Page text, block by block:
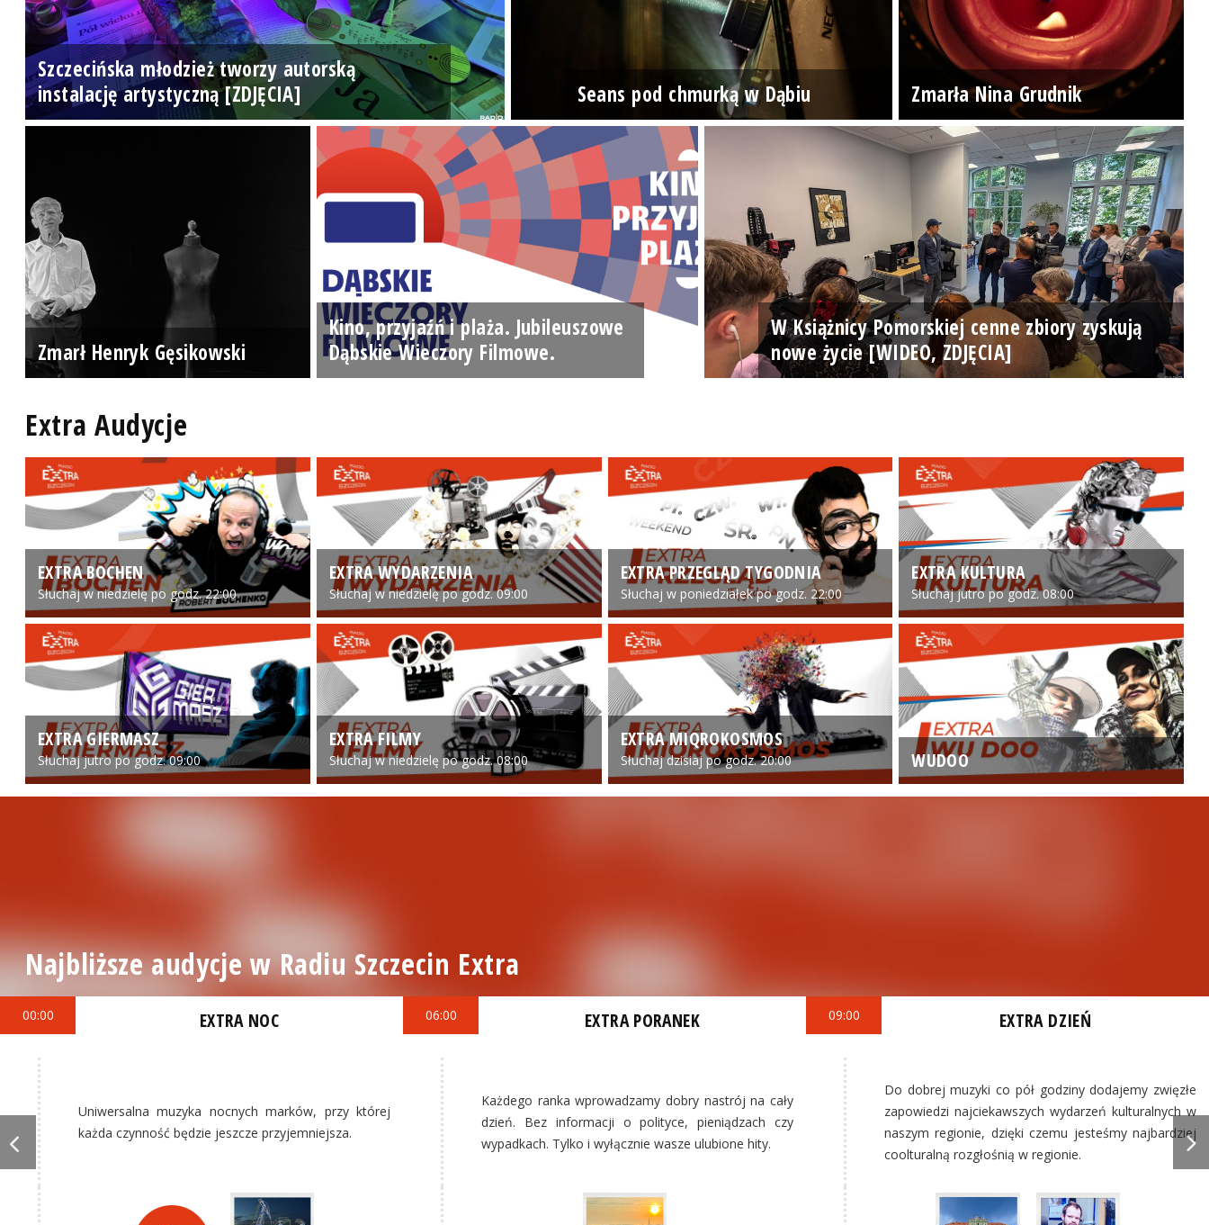
Szczecińska młodzież tworzy autorską
instalację artystyczną [ZDJĘCIA]
Seans pod chmurką w Dąbiu Zmarła Nina Grudnik
Zmarł Henryk Gęsikowski
Kino, przyjaźń i plaża. Jubileuszowe
Dąbskie Wieczory Filmowe.
W Książnicy Pomorskiej cenne zbiory zyskują
nowe życie [WIDEO, ZDJĘCIA]
Extra Audycje
EXTRA BOCHEN
Słuchaj w niedzielę po godz. 22:00
EXTRA WYDARZENIA
Słuchaj w niedzielę po godz. 09:00
EXTRA PRZEGLĄD TYGODNIA
Słuchaj w poniedziałek po godz. 22:00
EXTRA KULTURA
Słuchaj jutro po godz. 08:00
EXTRA GIERMASZ
Słuchaj jutro po godz. 09:00
EXTRA FILMY
Słuchaj w niedzielę po godz. 08:00
EXTRA MIQROKOSMOS
Słuchaj dzisiaj po godz. 20:00 WUDOO
Najbliższe audycje w Radiu Szczecin Extra
00:00 EXTRA NOC
Uniwersalna muzyka nocnych marków, przy której
każda czynność będzie jeszcze przyjemniejsza.
06:00 EXTRA PORANEK
Każdego ranka wprowadzamy dobry nastrój na cały
dzień. Bez informacji o polityce, pieniądzach czy
wypadkach. Tylko i wyłącznie wasze ulubione hity.
09:00 EXTRA DZIEŃ
Do dobrej muzyki co pół godziny dodajemy zwięzłe
zapowiedzi najciekawszych wydarzeń kulturalnych w
naszym regionie, dzięki czemu jesteśmy najbardziej
coolturalną rozgłośnią w regionie.